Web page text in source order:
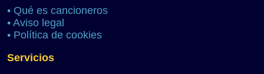
• Qué es cancioneros
• Aviso legal
• Política de cookies
Servicios